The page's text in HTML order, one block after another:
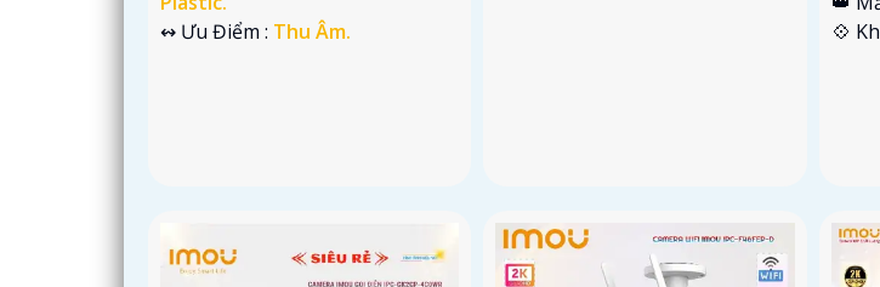
️↭ Ưu Điểm : Thu Âm.
️💠